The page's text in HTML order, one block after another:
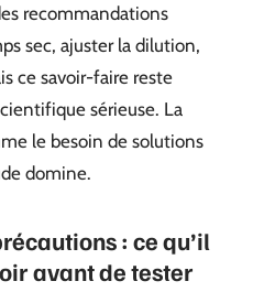
recommandations
sec, ajuster la dilution,
ce savoir-faire reste
sérieuse. La
le besoin de solutions
domine.
: ce qu’il
avant de tester